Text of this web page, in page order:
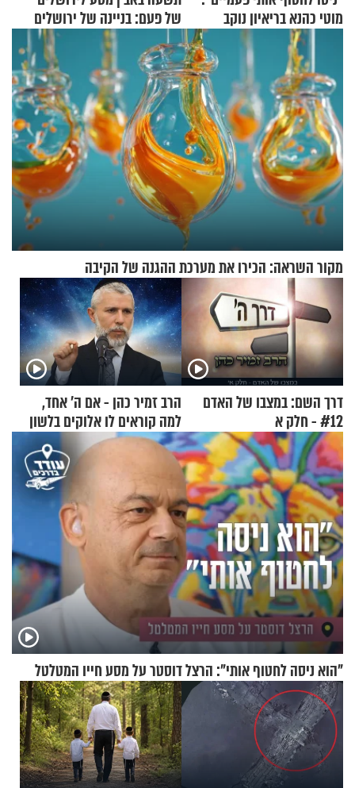
מוטי כהנא בריאיון נוקב
של פעם: בניינה של ירושלים
מקור השראה: הכירו את מערכת ההגנה של הקיבה
דרך השם: במצבו של האדם
#12 - חלק א
הרב זמיר כהן - אם ה’ אחד,
למה קוראים לו אלוקים בלשון
רבים?
"הוא ניסה לחטוף אותי": הרצל דוסטר על מסע חייו המטלטל